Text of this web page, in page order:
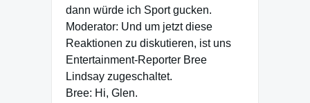
dann würde ich Sport gucken.
Moderator: Und um jetzt diese
Reaktionen zu diskutieren, ist uns
Entertainment-Reporter Bree
Lindsay zugeschaltet.
Bree: Hi, Glen.